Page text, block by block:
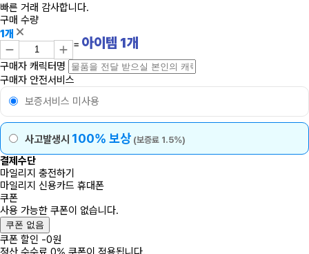
빠른 거래 감사합니다.
구매 수량
1개
= 아이템 1개
구매자 캐릭터명
구매자 안전서비스
보증서비스 미사용
사고발생시 100% 보상 (보증료 1.5%)
결제수단
마일리지 충전하기
마일리지 신용카드 휴대폰
쿠폰
사용 가능한 쿠폰이 없습니다.
쿠폰 없음
쿠폰 할인 -0원